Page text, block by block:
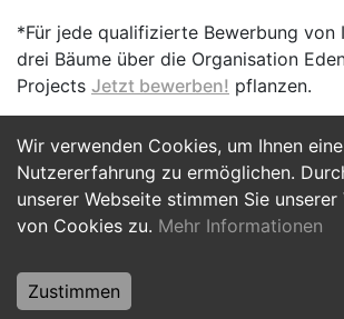
Wir verwenden Cookies, um Ihnen
Nutzererfahrung zu ermöglichen.
unserer Webseite stimmen Sie unserer
von Cookies zu. Mehr Informationen
Zustimmen
*Für jede qualifizierte Bewerbung von
drei Bäume über die Organisation
Projects Jetzt bewerben! pflanzen.
Jetzt Bewerben